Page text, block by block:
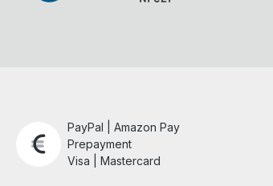
PayPal | Amazon Pay
Prepayment
Visa | Mastercard